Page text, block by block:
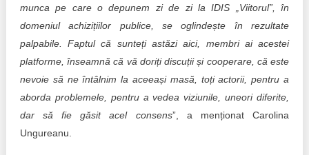
munca pe care o depunem zi de zi la IDIS „Viitorul”, în
domeniul achizițiilor publice, se oglindește în rezultate
palpabile. Faptul că sunteți astăzi aici, membri ai acestei
platforme, înseamnă că vă doriți discuții și cooperare, că este
nevoie să ne întâlnim la aceeași masă, toți actorii, pentru a
aborda problemele, pentru a vedea viziunile, uneori diferite,
dar să fie găsit acel consens”, a menționat Carolina
Ungureanu.